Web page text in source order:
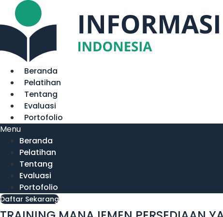
Lewati
konten
Beranda
Pelatihan
Tentang
Evaluasi
Portofolio
Menu
Beranda
Pelatihan
Tentang
Evaluasi
Portofolio
Daftar Sekarang